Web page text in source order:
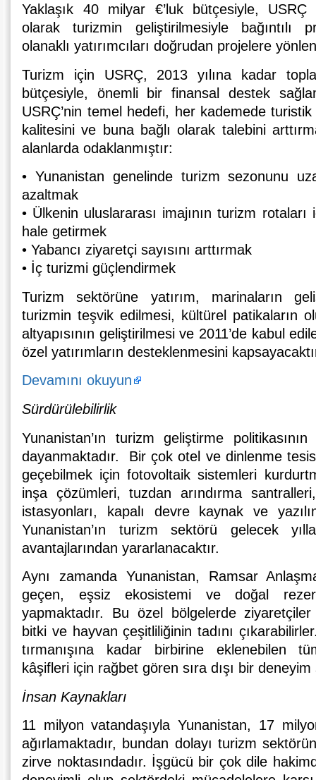
Yaklaşık 40 milyar €’luk bütçesiyle, USRÇ
olarak turizmin geliştirilmesiyle bağıntılı
olanaklı yatırımcıları doğrudan projelere
Turizm için USRÇ, 2013 yılına kadar
bütçesiyle, önemli bir finansal destek
USRÇ’nin temel hedefi, her kademede
kalitesini ve buna bağlı olarak talebini
alanlarda odaklanmıştır:
• Yunanistan genelinde turizm sezonunu
azaltmak
• Ülkenin uluslararası imajının turizm
hale getirmek
• Yabancı ziyaretçi sayısını arttırmak
• İç turizmi güçlendirmek
Turizm sektörüne yatırım, marinaların
turizmin teşvik edilmesi, kültürel patikaların
altyapısının geliştirilmesi ve 2011’de kabul
özel yatırımların desteklenmesini
Devamını okuyun
Sürdürülebilirlik
Yunanistan’ın turizm geliştirme
dayanmaktadır. Bir çok otel ve dinlenme
geçebilmek için fotovoltaik sistemleri
inşa çözümleri, tuzdan arındırma
istasyonları, kapalı devre kaynak ve
Yunanistan’ın turizm sektörü gelecek
avantajlarından yararlanacaktır.
Aynı zamanda Yunanistan, Ramsar
geçen, eşsiz ekosistemi ve doğal
yapmaktadır. Bu özel bölgelerde
bitki ve hayvan çeşitliliğinin tadını
tırmanışına kadar birbirine eklenebilen
kâşifleri için rağbet gören sıra dışı bir deneyim
İnsan Kaynakları
11 milyon vatandaşıyla Yunanistan, 17
ağırlamaktadır, bundan dolayı turizm
zirve noktasındadır. İşgücü bir çok dile